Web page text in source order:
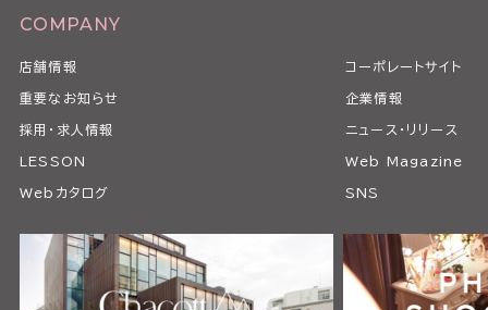
COMPANY
店舗情報 コーポレートサイト
重要なお知らせ 企業情報
採用・求人情報 ニュース・リリース
LESSON Web Magazine
Webカタログ SNS